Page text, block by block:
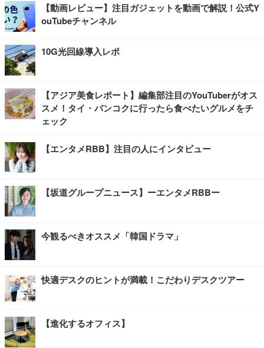
【動画レビュー】注目ガジェットを動画で解説！公式Y
ouTubeチャンネル
10G光回線導入レポ
【アジア美食レポート】編集部注目のYouTuberがオス
スメ！タイ・バンコクに行ったら食べたいグルメをチ
ェック
【エンタメRBB】注目の人にインタビュー
【坂道グループニュース】ーエンタメRBBー
今観るべきオススメ「韓国ドラマ」
快適デスクのヒントが満載！こだわりデスクツアー
【進化するオフィス】